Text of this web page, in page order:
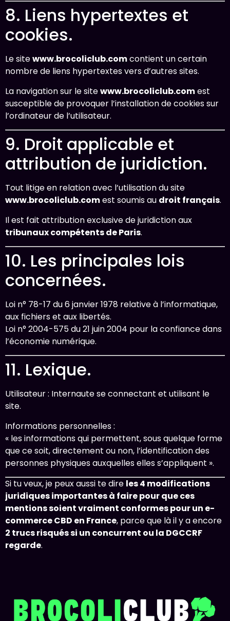
8. Liens hypertextes et
cookies.
Le sitewww.brocoliclub.comcontient un certain
nombre de liens hypertextes vers d’autres sites.
La navigation sur le sitewww.brocoliclub.comest
susceptible de provoquer l’installation de cookies sur
l’ordinateur de l’utilisateur.
9. Droit applicable et
attribution de juridiction.
Tout litige en relation avec l’utilisation du site
www.brocoliclub.comest soumis au droit français.
Il est fait attribution exclusive de juridiction aux
tribunaux compétents de Paris.
10. Les principales lois
concernées.
Loi n° 78-17 du 6 janvier 1978 relative à l’informatique,
aux fichiers et aux libertés.
Loi n° 2004-575 du 21 juin 2004 pour la confiance dans
l’économie numérique.
11. Lexique.
Utilisateur : Internaute se connectant et utilisant le
site.
Informations personnelles :
« les informations qui permettent, sous quelque forme
que ce soit, directement ou non, l’identification des
personnes physiques auxquelles elles s’appliquent ».
Si tu veux, je peux aussi te dire les 4 modifications
juridiques importantes à faire pour que ces
mentions soient vraiment conformes pour un e-
commerce CBD en France, parce que là il y a encore
2 trucs risqués si un concurrent ou la DGCCRF
regarde.